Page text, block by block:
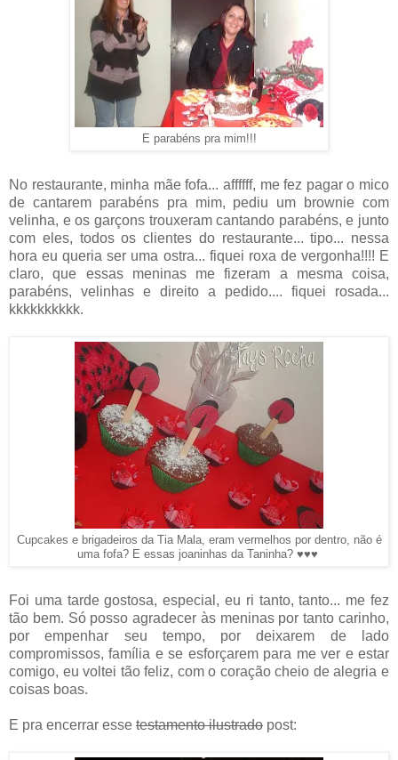
E parabéns pra mim!!!
No restaurante, minha mãe fofa... affffff, me fez pagar o mico
de cantarem parabéns pra mim, pediu um brownie com
velinha, e os garçons trouxeram cantando parabéns, e junto
com eles, todos os clientes do restaurante... tipo... nessa
hora eu queria ser uma ostra... fiquei roxa de vergonha!!!! E
claro, que essas meninas me fizeram a mesma coisa,
parabéns, velinhas e direito a pedido.... fiquei rosada...
kkkkkkkkkk.
Cupcakes e brigadeiros da Tia Mala, eram vermelhos por dentro, não é
uma fofa? E essas joaninhas da Taninha? ♥♥♥
Foi uma tarde gostosa, especial, eu ri tanto, tanto... me fez
tão bem. Só posso agradecer às meninas por tanto carinho,
por empenhar seu tempo, por deixarem de lado
compromissos, família e se esforçarem para me ver e estar
comigo, eu voltei tão feliz, com o coração cheio de alegria e
coisas boas.
E pra encerrar esse testamento ilustrado post: